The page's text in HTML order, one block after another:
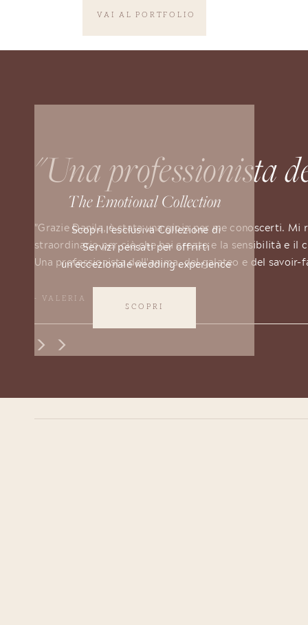
SCOPRI
Scopri l'esclusiva Collezione di
Servizi pensati per offrirti
un'eccezionale wedding experience
The Emotional Collection
VAI AL PORTFOLIO
- VALERIA
"Grazie Danila, è stata una gioia per me conoscerti.
straordinario per ciò che hai creato e la sensibilità e il
Una professionista dell'anima, del galateo e del savoir-
"Una professionista